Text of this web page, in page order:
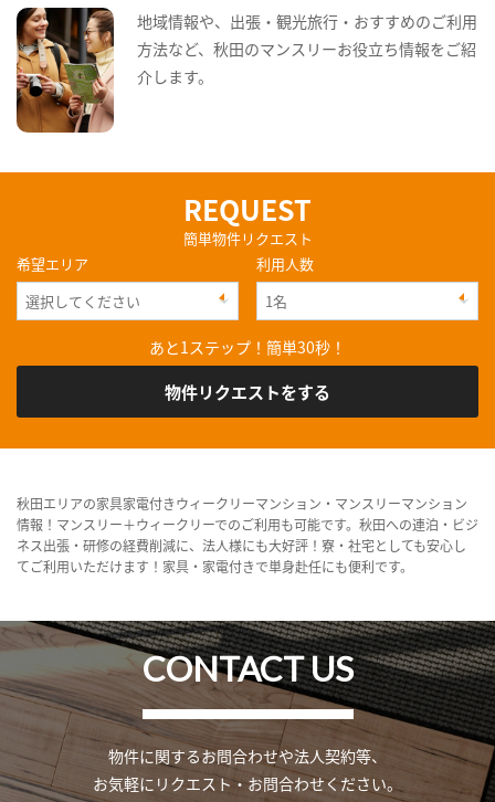
地域情報や、出張・観光旅行・おすすめのご利用
方法など、秋田のマンスリーお役立ち情報をご紹
介します。
REQUEST
簡単物件リクエスト
希望エリア
利用人数
あと1ステップ！簡単30秒！
物件リクエストをする
秋田エリアの家具家電付きウィークリーマンション・マンスリーマンション
情報！マンスリー＋ウィークリーでのご利用も可能です。秋田への連泊・ビジ
ネス出張・研修の経費削減に、法人様にも大好評！寮・社宅としても安心し
てご利用いただけます！家具・家電付きで単身赴任にも便利です。
CONTACT US
物件に関するお問合わせや法人契約等、
お気軽にリクエスト・お問合わせください。